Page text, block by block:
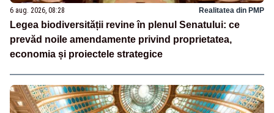
6 aug. 2026, 08:28 Realitatea din PMP
Legea biodiversității revine în plenul Senatului: ce
prevăd noile amendamente privind proprietatea,
economia și proiectele strategice